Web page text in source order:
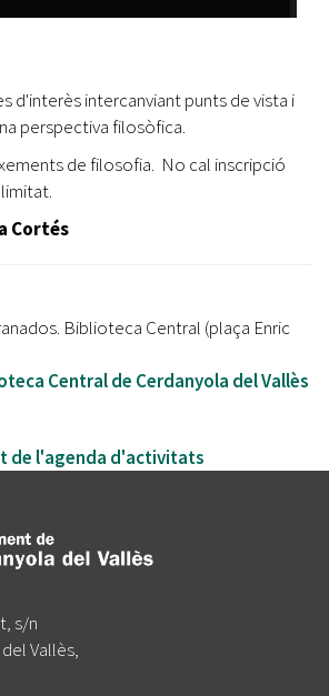
d'interès intercanviant punts de vista i
perspectiva filosòfica.
de filosofia. No cal inscripció
Cortés
Biblioteca Central (plaça Enric
Central de Cerdanyola del Vallès
de l'agenda d'activitats
s/n
Vallès,